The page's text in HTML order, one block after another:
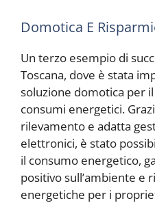
Domotica E
Un terzo esempio di
Toscana, dove è stata
soluzione domotica per
consumi energetici.
rilevamento e adatta
elettronici, è stato
il consumo energetico,
positivo sull’ambiente e
energetiche per i